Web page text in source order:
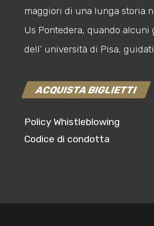
maggiori di una lunga storia
Us Pontedera, quando
dell’ università di Pisa,
ACQUISTA BIGLIETTI
Policy Whistleblowing
Codice di condotta